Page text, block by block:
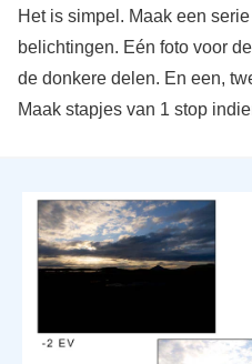
Het is simpel. Maak een
belichtingen. Eén foto voor
de donkere delen. En een,
Maak stapjes van 1 stop